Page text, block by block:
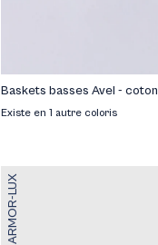
Baskets basses Avel - coton
Existe en 1 autre coloris
ARMOR-LUX